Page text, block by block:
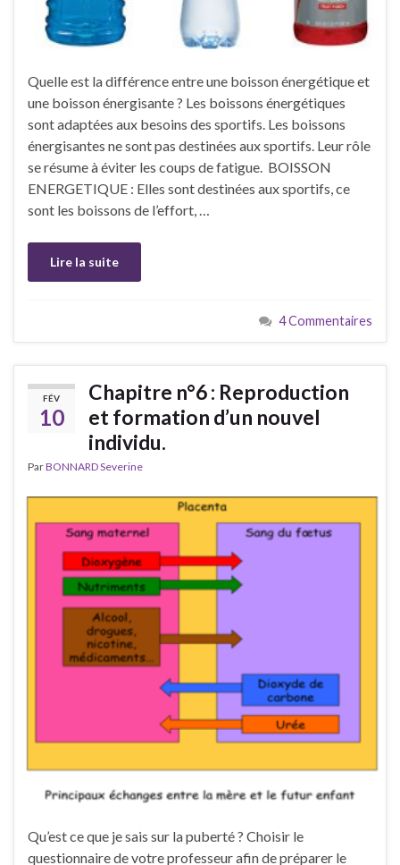
Quelle est la différence entre une boisson énergétique et
une boisson énergisante ? Les boissons énergétiques
sont adaptées aux besoins des sportifs. Les boissons
énergisantes ne sont pas destinées aux sportifs. Leur rôle
se résume à éviter les coups de fatigue. BOISSON
ENERGETIQUE : Elles sont destinées aux sportifs, ce
sont les boissons de l’effort, …
Lire la suite
4 Commentaires
FÉV
10
Chapitre n°6 : Reproduction
et formation d’un nouvel
individu.
ParBONNARD Severine
Qu’est ce que je sais sur la puberté ? Choisir le
questionnaire de votre professeur afin de préparer le